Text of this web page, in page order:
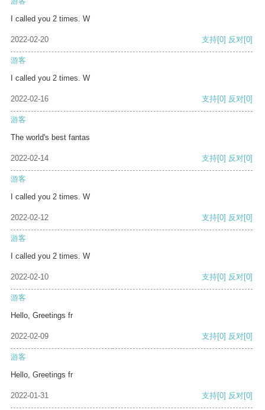
I called you 2 times. W
2022-02-20 支持[0] 反对[0]
游客
I called you 2 times. W
2022-02-16 支持[0] 反对[0]
游客
The world's best fantas
2022-02-14 支持[0] 反对[0]
游客
I called you 2 times. W
2022-02-12 支持[0] 反对[0]
游客
I called you 2 times. W
2022-02-10 支持[0] 反对[0]
游客
Hello, Greetings fr
2022-02-09 支持[0] 反对[0]
游客
Hello, Greetings fr
2022-01-31 支持[0] 反对[0]